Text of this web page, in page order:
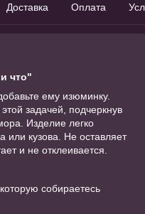
Доставка Оплата
что"
ему изюминку.
задачей, подчеркнув
Изделие легко
или кузова. Не оставляет
и не отклеивается.
собираетесь